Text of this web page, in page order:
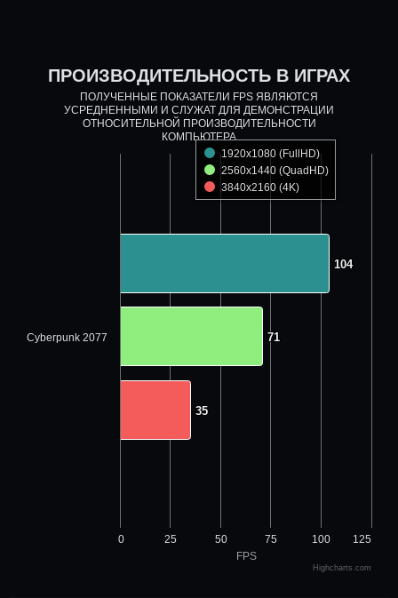
FPS
ПРОИЗВОДИТЕЛЬНОСТЬ В ИГРАХ
ПОЛУЧЕННЫЕ ПОКАЗАТЕЛИ FPS ЯВЛЯЮТСЯ
УСРЕДНЕННЫМИ И СЛУЖАТ ДЛЯ ДЕМОНСТРАЦИИ
ОТНОСИТЕЛЬНОЙ ПРОИЗВОДИТЕЛЬНОСТИ
КОМПЬЮТЕРА
104
104
71
71
35
35
1920x1080 (FullHD)
2560x1440 (QuadHD)
3840x2160 (4K)
0 100
25 50 75 125
Cyberpunk 2077
Highcharts.com